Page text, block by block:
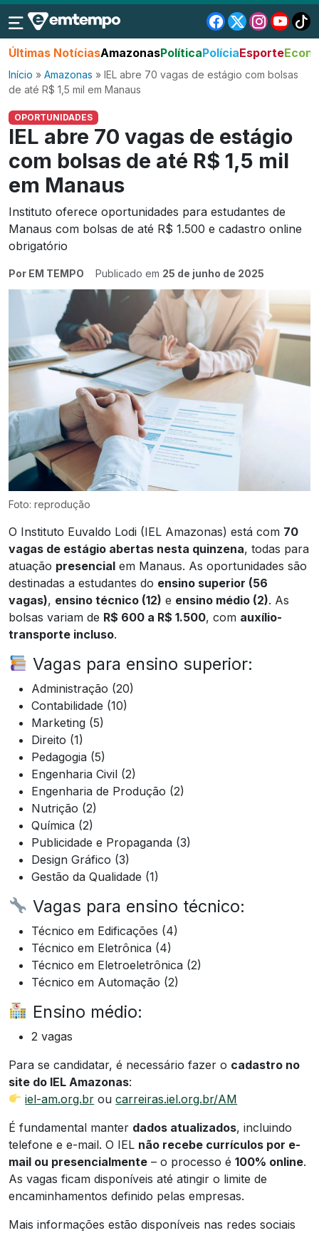
Últimas NotíciasAmazonasPolíticaPolíciaEsporte
Início » Amazonas » IEL abre 70 vagas de estágio com bolsas
de até R$ 1,5 mil em Manaus
OPORTUNIDADES
IEL abre 70 vagas de estágio
com bolsas de até R$ 1,5 mil
em Manaus
Instituto oferece oportunidades para estudantes de
Manaus com bolsas de até R$ 1.500 e cadastro online
obrigatório
Por EM TEMPO Publicado em 25 de junho de 2025
Foto: reprodução
O Instituto Euvaldo Lodi (IEL Amazonas) está com 70
vagas de estágio abertas nesta quinzena, todas para
atuação presencial em Manaus. As oportunidades são
destinadas a estudantes do ensino superior (56
vagas), ensino técnico (12) e ensino médio (2). As
bolsas variam de R$ 600 a R$ 1.500, com auxílio-
transporte incluso.
Vagas para ensino superior:
Administração (20)
Contabilidade (10)
Marketing (5)
Direito (1)
Pedagogia (5)
Engenharia Civil (2)
Engenharia de Produção (2)
Nutrição (2)
Química (2)
Publicidade e Propaganda (3)
Design Gráfico (3)
Gestão da Qualidade (1)
Vagas para ensino técnico:
Técnico em Edificações (4)
Técnico em Eletrônica (4)
Técnico em Eletroeletrônica (2)
Técnico em Automação (2)
Ensino médio:
2 vagas
Para se candidatar, é necessário fazer o cadastro no
site do IEL Amazonas:
iel-am.org.br oucarreiras.iel.org.br/AM
É fundamental manter dados atualizados, incluindo
telefone e e-mail. O IEL não recebe currículos por e-
mail ou presencialmente – o processo é 100% online.
As vagas ficam disponíveis até atingir o limite de
encaminhamentos definido pelas empresas.
Mais informações estão disponíveis nas redes sociais